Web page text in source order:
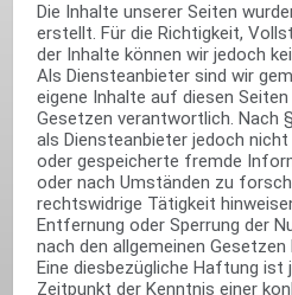
Die Inhalte unserer Seiten
erstellt. Für die Richtigkeit,
der Inhalte können wir jedoch
Als Diensteanbieter sind wir
eigene Inhalte auf diesen
Gesetzen verantwortlich. Nach
als Diensteanbieter jedoch
oder gespeicherte fremde
oder nach Umständen zu
rechtswidrige Tätigkeit
Entfernung oder Sperrung der
nach den allgemeinen
Eine diesbezügliche Haftung ist
Zeitpunkt der Kenntnis einer